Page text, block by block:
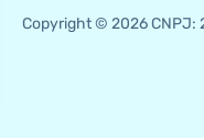
Copyright © 2026 CNPJ: